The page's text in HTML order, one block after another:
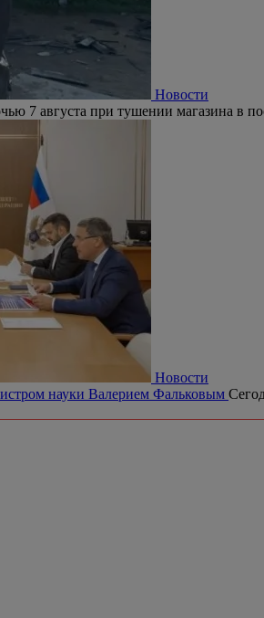
Новости
7 августа при тушении магазина в
Новости
науки Валерием Фальковым